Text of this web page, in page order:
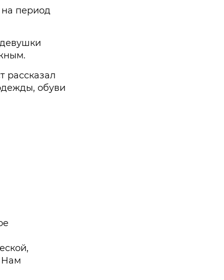
период
рассказал
обуви
Нам